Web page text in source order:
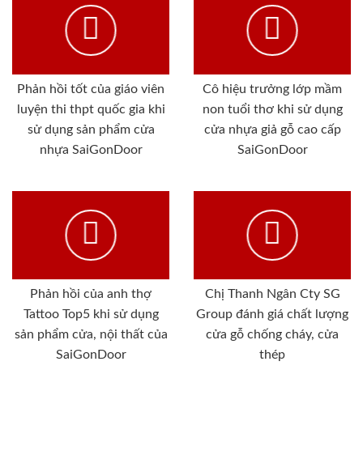
Phản hồi tốt của giáo viên
luyện thi thpt quốc gia khi
sử dụng sản phẩm cửa
nhựa SaiGonDoor
Cô hiệu trưởng lớp mầm
non tuổi thơ khi sử dụng
cửa nhựa giả gỗ cao cấp
SaiGonDoor
Phản hồi của anh thợ
Tattoo Top5 khi sử dụng
sản phẩm cửa, nội thất của
SaiGonDoor
Chị Thanh Ngân Cty SG
Group đánh giá chất lượng
cửa gỗ chống cháy, cửa
thép